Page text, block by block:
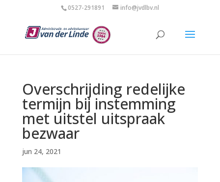
0527-291891 info@jvdlbv.nl
Overschrijding redelijke
termijn bij instemming
met uitstel uitspraak
bezwaar
jun 24, 2021